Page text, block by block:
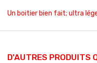
Un boitier bien fait; ultra
D'AUTRES PRODUITS